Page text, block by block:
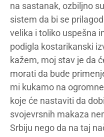
na sastanak, ozbiljno
sistem da bi se
velika i toliko uspešna
podigla kostarikanski
kažem, moj stav je da
morati da bude
mi kukamo na
koje će nastaviti da
svojevrsnih makaza
Srbiju nego da na taj